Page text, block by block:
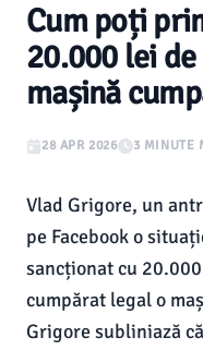
Cum poți
20.000 lei
mașină
28 APR 2026 3 MINUTE
Vlad Grigore, un
pe Facebook o
sancționat cu
cumpărat legal o
Grigore subliniază